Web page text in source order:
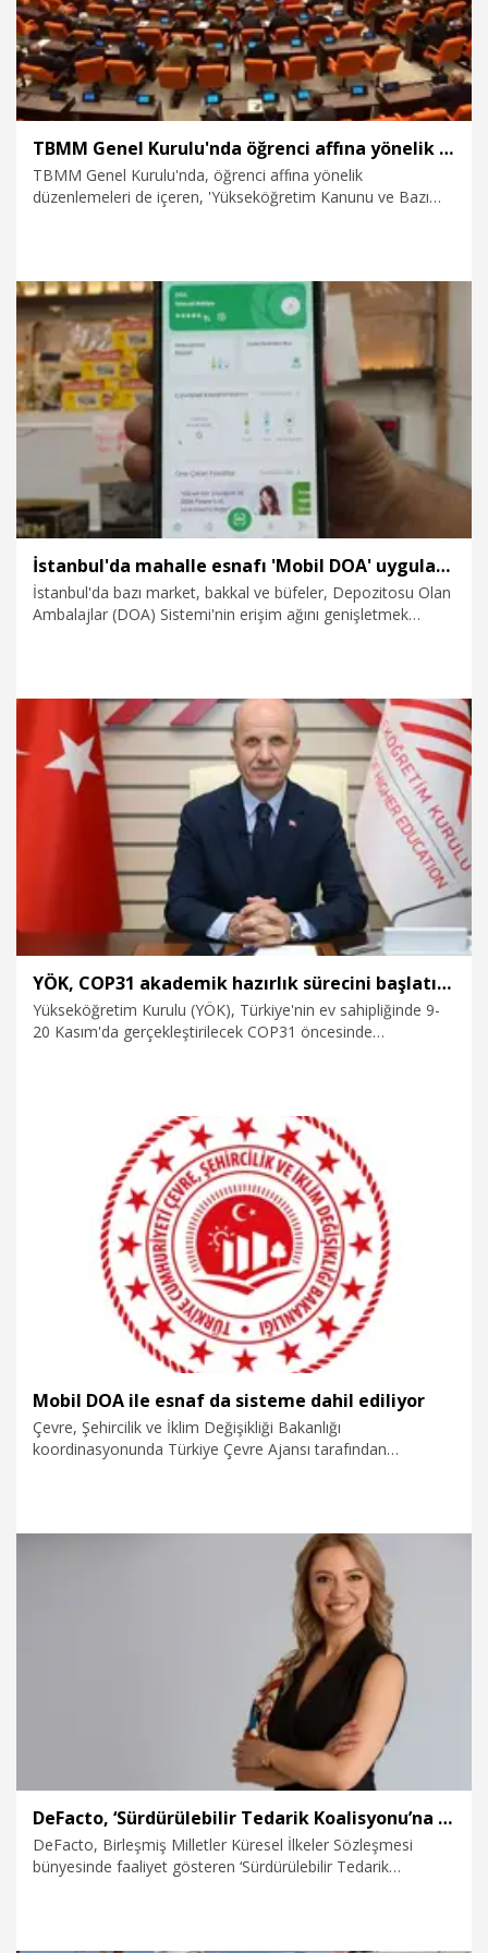
TBMM Genel Kurulu'nda öğrenci affına yönelik düzenlemeleri de içeren teklif kabul edildi
TBMM Genel Kurulu'nda, öğrenci affına yönelik
düzenlemeleri de içeren, 'Yükseköğretim Kanunu ve Bazı
30.07.2026 Politika
İstanbul'da mahalle esnafı 'Mobil DOA' uygulamasıyla ambalaj iadesi toplamaya başladı
İstanbul'da bazı market, bakkal ve büfeler, Depozitosu Olan
Ambalajlar (DOA) Sistemi'nin erişim ağını genişletmek
esnaflar ise ambalaj başına 50 kuruş teşvik ödemesi alacak.
30.07.2026 Gündem
YÖK, COP31 akademik hazırlık sürecini başlatıyor
Yükseköğretim Kurulu (YÖK), Türkiye'nin ev sahipliğinde 9-
20 Kasım'da gerçekleştirilecek COP31 öncesinde
Eğitim
Mobil DOA ile esnaf da sisteme dahil ediliyor
Çevre, Şehircilik ve İklim Değişikliği Bakanlığı
koordinasyonunda Türkiye Çevre Ajansı tarafından
olabilecek. Vatandaşlar iade ettikleri her DOA logolu
ambalaj için 1 TL, sisteme katılan esnaf ise teslim aldığı her
DeFacto, ‘Sürdürülebilir Tedarik Koalisyonu’na katıldı
DeFacto, Birleşmiş Milletler Küresel İlkeler Sözleşmesi
bünyesinde faaliyet gösteren ‘Sürdürülebilir Tedarik